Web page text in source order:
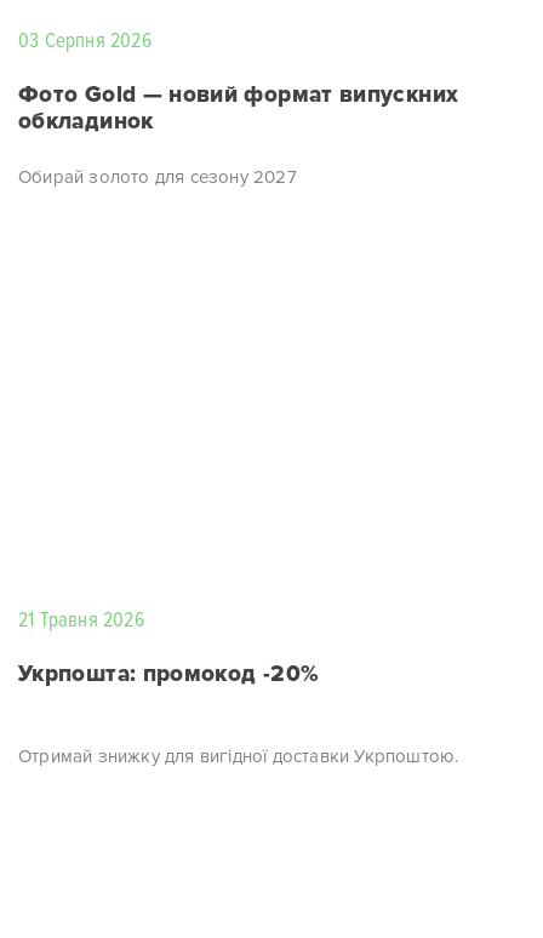
03 Серпня 2026
Фото Gold — новий формат випускних
обкладинок
Обирай золото для сезону 2027
21 Травня 2026
Укрпошта: промокод -20%
Отримай знижку для вигідної доставки Укрпоштою.